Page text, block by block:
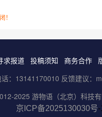
！
求报道 投稿须知 商务合作
：13141170010 反馈建议：
2025 游物语（北京）科技
京ICP备2025130030号-1